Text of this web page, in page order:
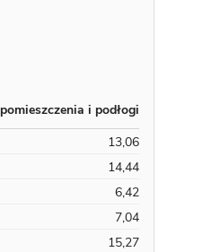
pomieszczenia i podłogi
13,06
14,44
6,42
7,04
15,27